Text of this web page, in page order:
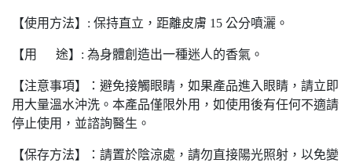
【使用方法】: 保持直立，距離皮膚 15 公分噴灑。
【用 途】: 為身體創造出一種迷人的香氣。
【注意事項】：避免接觸眼睛，如果產品進入眼睛，請立即
用大量溫水沖洗。本產品僅限外用，如使用後有任何不適請
停止使用，並諮詢醫生。
【保存方法】：請置於陰涼處，請勿直接陽光照射，以免變